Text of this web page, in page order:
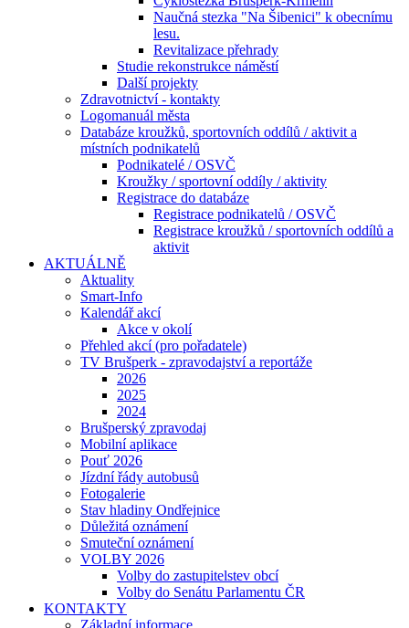
Naučná stezka "Na Šibenici" k obecnímu
lesu.
Revitalizace přehrady
Studie rekonstrukce náměstí
Další projekty
Zdravotnictví - kontakty
Logomanuál města
Databáze kroužků, sportovních oddílů / aktivit a
místních podnikatelů
Podnikatelé / OSVČ
Kroužky / sportovní oddíly / aktivity
Registrace do databáze
Registrace podnikatelů / OSVČ
Registrace kroužků / sportovních oddílů a
aktivit
AKTUÁLNĚ
Aktuality
Smart-Info
Kalendář akcí
Akce v okolí
Přehled akcí (pro pořadatele)
TV Brušperk - zpravodajství a reportáže
2026
2025
2024
Brušperský zpravodaj
Mobilní aplikace
Pouť 2026
Jízdní řády autobusů
Fotogalerie
Stav hladiny Ondřejnice
Důležitá oznámení
Smuteční oznámení
VOLBY 2026
Volby do zastupitelstev obcí
Volby do Senátu Parlamentu ČR
KONTAKTY
Základní informace